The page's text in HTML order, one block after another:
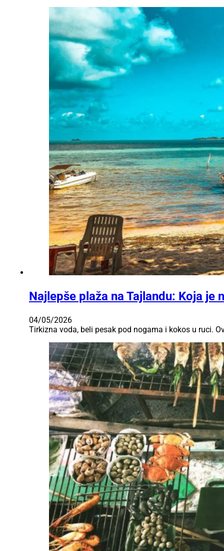
Najlepše plaža na Tajlandu: Koja je
04/05/2026
Tirkizna voda, beli pesak pod nogama i kokos u ruci.